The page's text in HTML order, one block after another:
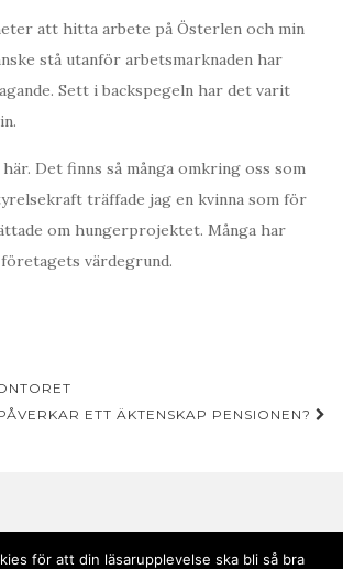
att hitta arbete på Österlen och min
stå utanför arbetsmarknaden har
Sett i backspegeln har det varit
Det finns så många omkring oss som
träffade jag en kvinna som för
om hungerprojektet. Många har
värdegrund.
ETT ÄKTENSKAP PENSIONEN?
för att din läsarupplevelse ska bli så bra